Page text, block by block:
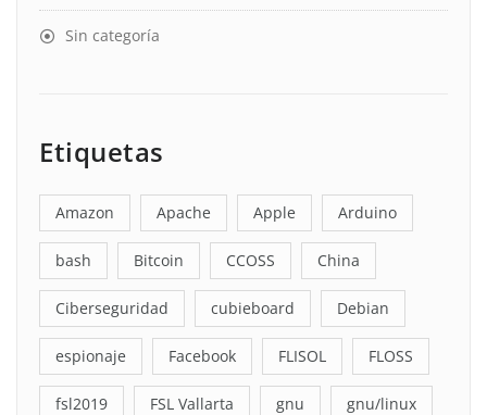
Sin categoría
Etiquetas
Amazon Apache Apple Arduino
bash Bitcoin CCOSS China
Ciberseguridad cubieboard Debian
espionaje Facebook FLISOL FLOSS
fsl2019 FSL Vallarta gnu gnu/linux